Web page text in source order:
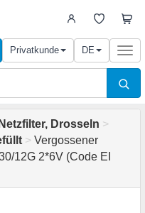
Privatkunde DE
Drosseln >
> Vergossener
12G 2*6V (Code EI